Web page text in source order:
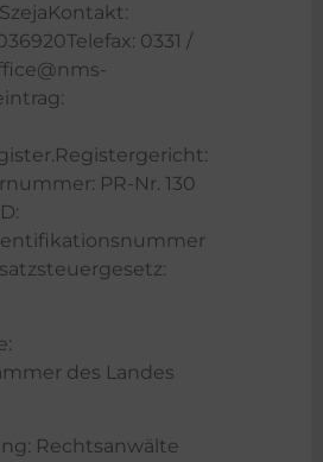
0331 /
PR-Nr. 130
des Landes
Rechtsanwälte